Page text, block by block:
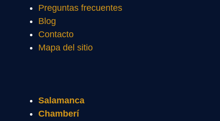
Preguntas frecuentes
Blog
Contacto
Mapa del sitio
Salamanca
Chamberí